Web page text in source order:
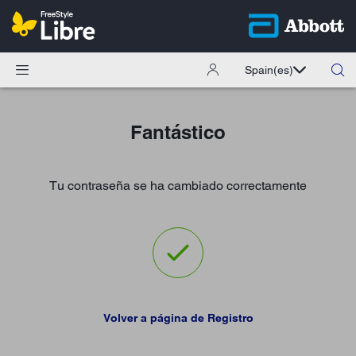
Spain(es)
Fantástico
Tu contraseña se ha cambiado correctamente
Volver a página de Registro